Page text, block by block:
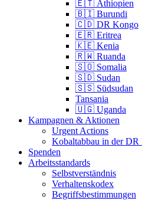
🇪🇹 Äthiopien
🇧🇮 Burundi
🇨🇩 DR Kongo
🇪🇷 Eritrea
🇰🇪 Kenia
🇷🇼 Ruanda
🇸🇴 Somalia
🇸🇩 Sudan
🇸🇸 Südsudan
Tansania
🇺🇬 Uganda
Kampagnen & Aktionen
Urgent Actions
Kobaltabbau in der DR
Spenden
Arbeitsstandards
Selbstverständnis
Verhaltenskodex
Begriffsbestimmungen